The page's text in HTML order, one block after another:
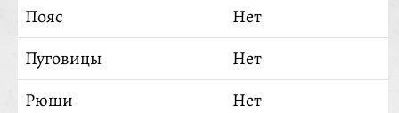
Пояс
Нет
Пуговицы
Нет
Рюши
Нет